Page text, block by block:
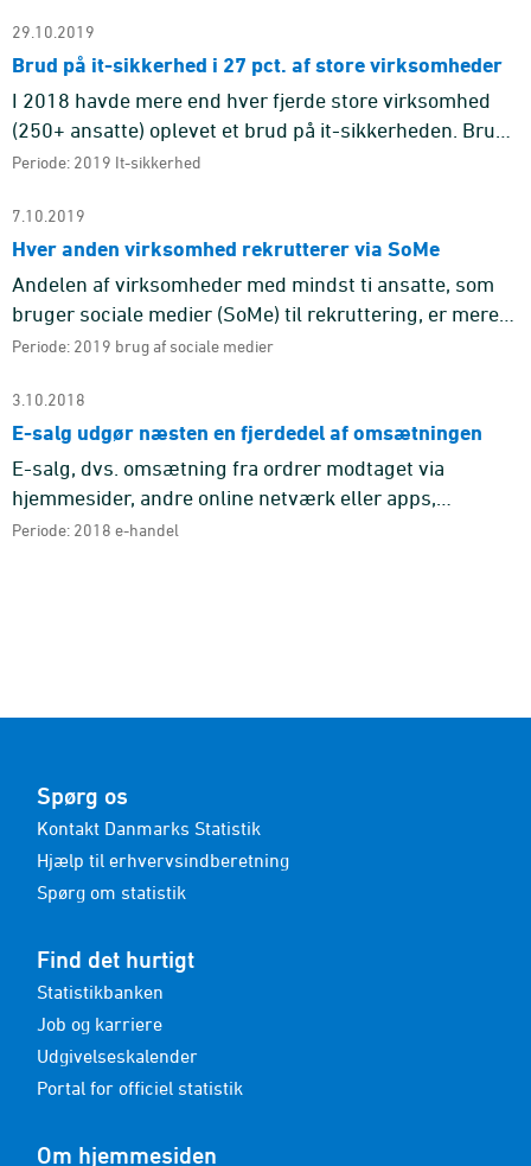
29.10.2019
Brud på it-sikkerhed i 27 pct. af store virksomheder
I 2018 havde mere end hver fjerde store virksomhed
(250+ ansatte) oplevet et brud på it-sikkerheden. Brud
på it-sikkerheden kan medføre, at virksomhedens it-
Periode: 2019 It-sikkerhed
7.10.2019
Hver anden virksomhed rekrutterer via SoMe
Andelen af virksomheder med mindst ti ansatte, som
bruger sociale medier (SoMe) til rekruttering, er mere
end fordoblet i perioden 2014-2019. I 2014 havde hver
Periode: 2019 brug af sociale medier
3.10.2018
E-salg udgør næsten en fjerdedel af omsætningen
E-salg, dvs. omsætning fra ordrer modtaget via
hjemmesider, andre online netværk eller apps,
udgjorde næsten en fjerdedel (23 pct.) af omsætningen
Periode: 2018 e-handel
Spørg os
Kontakt Danmarks Statistik
Hjælp til erhvervsindberetning
Spørg om statistik
Find det hurtigt
Statistikbanken
Job og karriere
Udgivelseskalender
Portal for officiel statistik
Om hjemmesiden